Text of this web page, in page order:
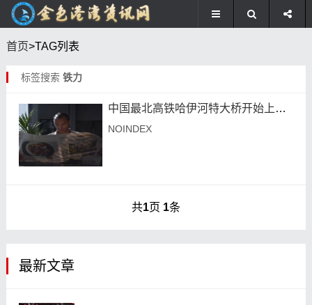
首页>TAG列表
标签搜索 铁力
中国最北高铁哈伊河特大桥开始上部结构结构施工
NOINDEX
共1页 1条
最新文章